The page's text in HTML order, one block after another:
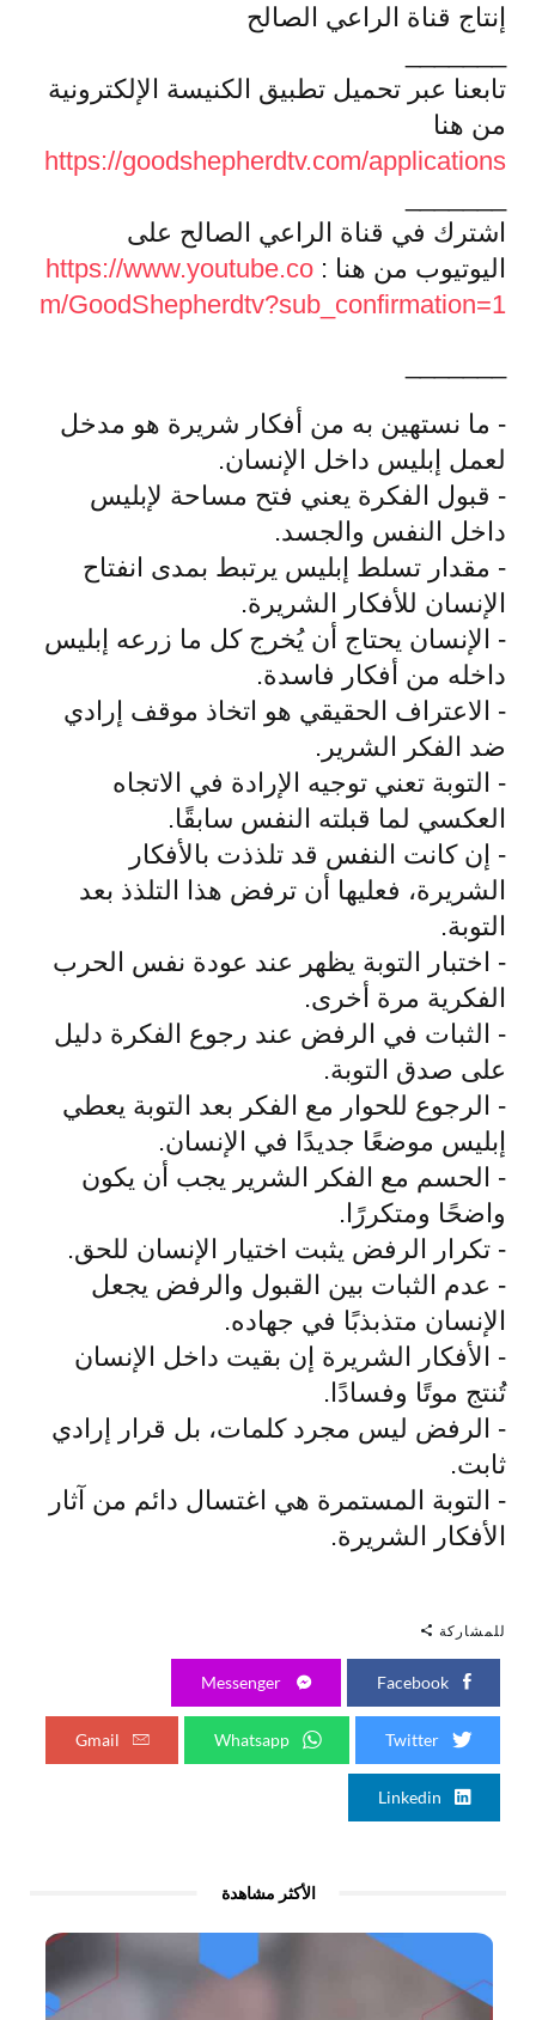
إنتاج قناة الراعي الصالح
تابعنا عبر تحميل تطبيق الكنيسة الإلكترونية
من هنا
https://goodshepherdtv.com/applications
اشترك في قناة الراعي الصالح على
اليوتيوب من هنا : https://www.youtube.co
m/GoodShepherdtv?sub_confirmation=1
- ما نستهين به من أفكار شريرة هو مدخل
لعمل إبليس داخل الإنسان.
- قبول الفكرة يعني فتح مساحة لإبليس
داخل النفس والجسد.
- مقدار تسلط إبليس يرتبط بمدى انفتاح
الإنسان للأفكار الشريرة.
- الإنسان يحتاج أن يُخرج كل ما زرعه إبليس
داخله من أفكار فاسدة.
- الاعتراف الحقيقي هو اتخاذ موقف إرادي
ضد الفكر الشرير.
- التوبة تعني توجيه الإرادة في الاتجاه
العكسي لما قبلته النفس سابقًا.
- إن كانت النفس قد تلذذت بالأفكار
الشريرة، فعليها أن ترفض هذا التلذذ بعد
التوبة.
- اختبار التوبة يظهر عند عودة نفس الحرب
الفكرية مرة أخرى.
- الثبات في الرفض عند رجوع الفكرة دليل
على صدق التوبة.
- الرجوع للحوار مع الفكر بعد التوبة يعطي
إبليس موضعًا جديدًا في الإنسان.
- الحسم مع الفكر الشرير يجب أن يكون
واضحًا ومتكررًا.
- تكرار الرفض يثبت اختيار الإنسان للحق.
- عدم الثبات بين القبول والرفض يجعل
الإنسان متذبذبًا في جهاده.
- الأفكار الشريرة إن بقيت داخل الإنسان
تُنتج موتًا وفسادًا.
- الرفض ليس مجرد كلمات، بل قرار إرادي
ثابت.
- التوبة المستمرة هي اغتسال دائم من آثار
الأفكار الشريرة.
للمشاركة
الأكثر مشاهدة